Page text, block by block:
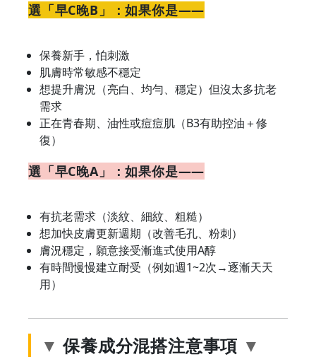
選「早C晚B」：如果你是——
保養新手，怕刺激
肌膚時常敏感不穩定
想提升膚況（亮白、均勻、穩定）但沒太多抗老
需求
正在青春期、油性或痘痘肌（B3有助控油＋修
復）
選「早C晚A」：如果你是——
有抗老需求（淡紋、細紋、粗糙）
想加快皮膚更新週期（改善毛孔、粉刺）
膚況穩定，願意接受漸進式使用A醇
有時間慢慢建立耐受（例如週1~2次→逐漸天天
用）
保養成分混搭注意事項